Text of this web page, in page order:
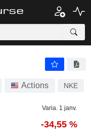
Actions NKE
Varia. 1 janv.
-34,55 %